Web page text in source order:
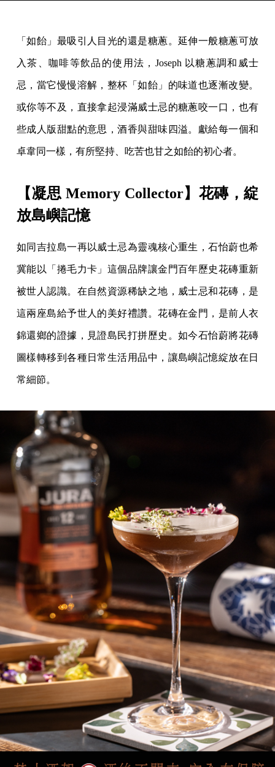
「如飴」最吸引人目光的還是糖蔥。延伸一般糖蔥可放
入茶、咖啡等飲品的使用法，Joseph 以糖蔥調和威士
忌，當它慢慢溶解，整杯「如飴」的味道也逐漸改變。
或你等不及，直接拿起浸滿威士忌的糖蔥咬一口，也有
些成人版甜點的意思，酒香與甜味四溢。獻給每一個和
卓韋同一樣，有所堅持、吃苦也甘之如飴的初心者。
【凝思 Memory Collector】花磚，綻
放島嶼記憶
如同吉拉島一再以威士忌為靈魂核心重生，石怡蔚也希
冀能以「捲毛力卡」這個品牌讓金門百年歷史花磚重新
被世人認識。在自然資源稀缺之地，威士忌和花磚，是
這兩座島給予世人的美好禮讚。花磚在金門，是前人衣
錦還鄉的證據，見證島民打拼歷史。如今石怡蔚將花磚
圖樣轉移到各種日常生活用品中，讓島嶼記憶綻放在日
常細節。